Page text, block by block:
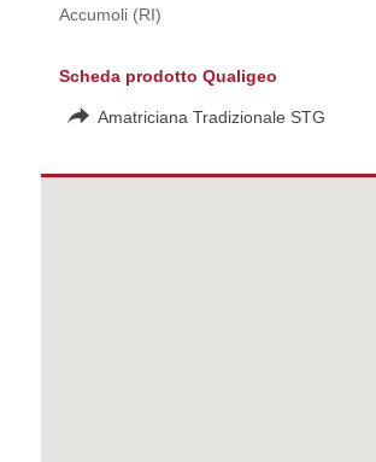
Accumoli (RI)
Scheda prodotto Qualigeo
Amatriciana Tradizionale STG